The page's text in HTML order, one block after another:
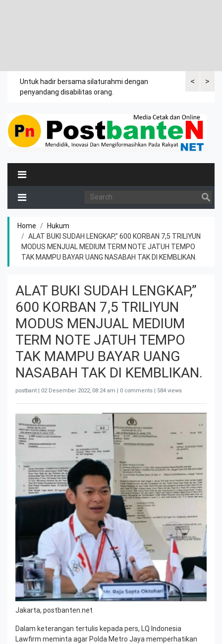
<
Untuk hadir bersama silaturahmi dengan
penyandang disabilitas orang.
Bupati>
Home
Hukum
ALAT BUKI SUDAH LENGKAP,” 600 KORBAN 7,5 TRILIYUN
MODUS MENJUAL MEDIUM TERM NOTE JATUH TEMPO
TAK MAMPU BAYAR UANG NASABAH TAK DI KEMBLIKAN.
ALAT BUKI SUDAH LENGKAP,”
600 KORBAN 7,5 TRILIYUN
MODUS MENJUAL MEDIUM
TERM NOTE JATUH TEMPO
TAK MAMPU BAYAR UANG
NASABAH TAK DI KEMBLIKAN.
postbant | 02 Desember 2022, 08:24 am | 0 comments | 584 views
Jakarta, postbanten.net
Dalam keterangan tertulis kepada pers, LQ Indonesia
Lawfirm meminta agar Polda Metro Jaya memperhatikan